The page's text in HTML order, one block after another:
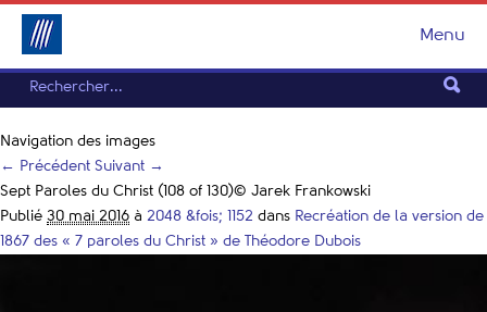
Menu
Navigation des images
← Précédent Suivant →
Sept Paroles du Christ (108 of 130)© Jarek Frankowski
Publié 30 mai 2016 à 2048 &fois; 1152 dans Recréation de la version de
1867 des « 7 paroles du Christ » de Théodore Dubois